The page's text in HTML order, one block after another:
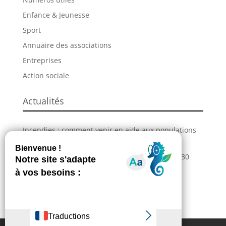
Enfance & Jeunesse
Sport
Annuaire des associations
Entreprises
Action sociale
Actualités
Incendies : comment venir en aide aux populations
La Grande Fête de L’Union revient les 28, 29 et 30
août !